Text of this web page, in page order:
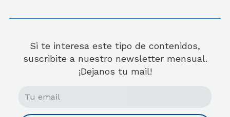
Si te interesa este tipo de contenidos,
suscribite a nuestro newsletter mensual.
¡Dejanos tu mail!